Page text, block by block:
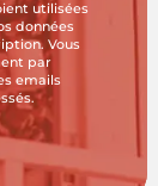
utilisées
données
Vous
par
emails